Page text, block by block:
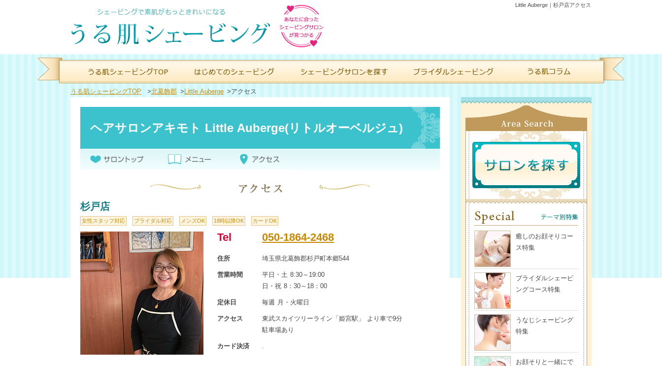
Little Auberge｜杉戸店アクセス
うる肌シェービングTOP >北葛飾郡 > Little Auberge >アクセス
ヘアサロンアキモト Little Auberge(リトルオーベルジュ)
杉戸店
女性スタッフ対応 ブライダル対応 メンズOK 18時以降OK カードOK
Tel 050-1864-2468
住所 埼玉県北葛飾郡杉戸町本郷544
営業時間
平日・土 8:30～19:00
日・祝 8：30～18：00
定休日 毎週 月・火曜日
アクセス
東武スカイツリーライン「姫宮駅」 より車で9分
駐車場あり
カード決済 .
癒しのお顔そりコー
ス特集
ブライダルシェービ
ングコース特集
うなじシェービング
特集
お顔そりと一緒にで